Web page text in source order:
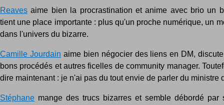
Reaves aime bien la procrastination et anime avec brio un
tient une place importante : plus qu'un proche numérique, un
dans l'univers du bizarre.
Camille Jourdain aime bien négocier des liens en DM,
bons procédés et autres ficelles de community manager.
dire maintenant : je n'ai pas du tout envie de parler du ministre
Stéphane mange des trucs bizarres et semble débordé